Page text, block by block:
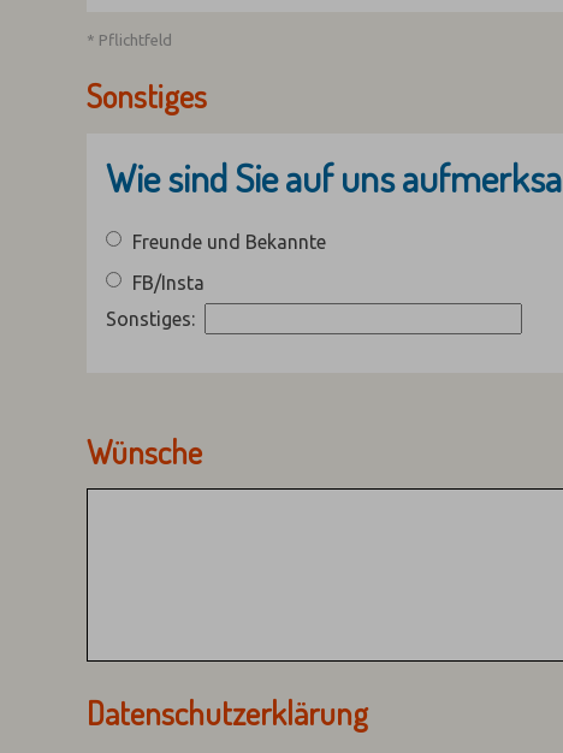
* Pflichtfeld
Sonstiges
Wie sind Sie auf uns
Freunde und Bekannte
FB/Insta
Sonstiges:
Wünsche
Datenschutzerklärung